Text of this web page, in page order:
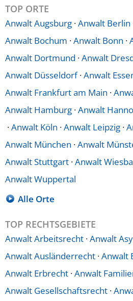
TOP ORTE
Anwalt Augsburg ·Anwalt Berlin
Anwalt Bochum ·Anwalt Bonn ·
Anwalt Dortmund ·Anwalt
Anwalt Düsseldorf·Anwalt
Anwalt Frankfurt am Main ·
Anwalt Hamburg ·Anwalt
·Anwalt Köln ·Anwalt Leipzig ·
Anwalt München ·Anwalt
Anwalt Stuttgart ·Anwalt
Anwalt Wuppertal
Alle Orte
TOP RECHTSGEBIETE
Anwalt Arbeitsrecht ·Anwalt
Anwalt Ausländerrecht ·Anwalt
Anwalt Erbrecht ·Anwalt
Anwalt Gesellschaftsrecht ·